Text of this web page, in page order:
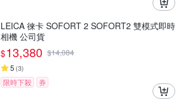
LEICA 徠卡 SOFORT 2 SOFORT2 雙模式即時
相機 公司貨
$13,380 $14,084
5 (3)
限時下殺 券